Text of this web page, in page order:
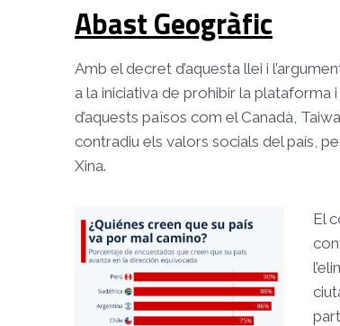
Abast Geogràfic
Amb el decret d’aquesta llei i
a la iniciativa de prohibir la plataforma
d’aquests països com el Canadà,
contradiu els valors socials del país,
Xina.
El